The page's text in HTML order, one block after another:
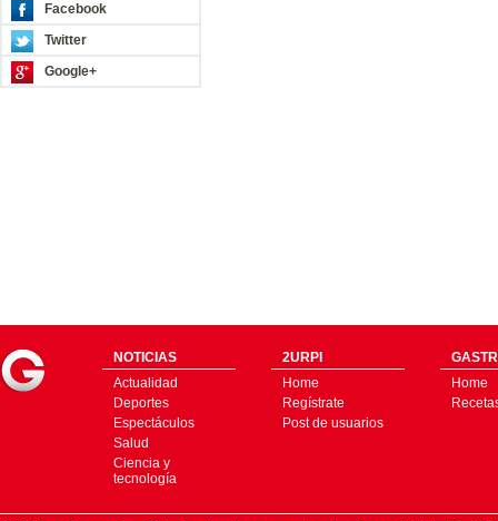
Facebook
Twitter
Google+
NOTICIAS
Actualidad
Deportes
Espectáculos
Salud
Ciencia y
tecnología
2URPI
Home
Regístrate
Post de usuarios
Home